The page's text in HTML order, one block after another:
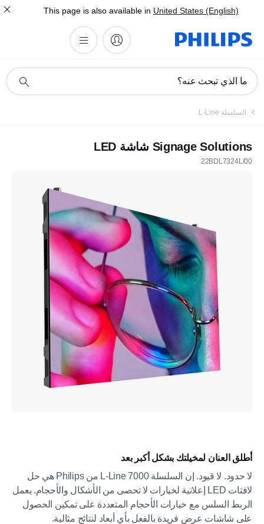
This page is also available in United States (English)
دعم
ما الذي تبحث عنه؟
السلسلة L-Line
Signage Solutions شاشة LED
22BDL7324L/00
أطلق العنان لمخيلتك بشكل أكبر بعد
لا حدود. لا قيود. إن السلسلة L-Line 7000 من Philips هي حل
لافتات LED إعلانية لخيارات لا تحصى من الأشكال والأحجام. يعمل
الربط السلس مع خيارات الأحجام المتعددة على تمكين الحصول
على شاشات عرض فريدة بالفعل بأي أبعاد لنتائج مثالية.